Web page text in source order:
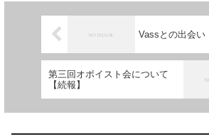
Vassとの出会い
第三回オボイスト会について
【続報】